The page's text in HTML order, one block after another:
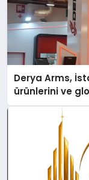
Derya Arms,
ürünlerini ve